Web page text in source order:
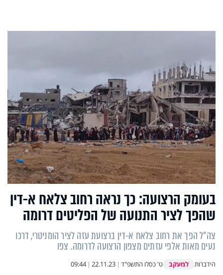
בעומק הרצועה: כך נראה רחוב צלאח א-דין
שהפך לציר התנועה של הפליטים דרומה
צה"ל הפך את רחוב צלאח א-דין ברצועת עזה לציר הומניטרי, דרכו
נעים מאות אלפי עזתים מצפון הרצועה לדרומה. צפו
הידברות למעקב ט' כסלו התשפ"ד |
22.11.23
|
09:44